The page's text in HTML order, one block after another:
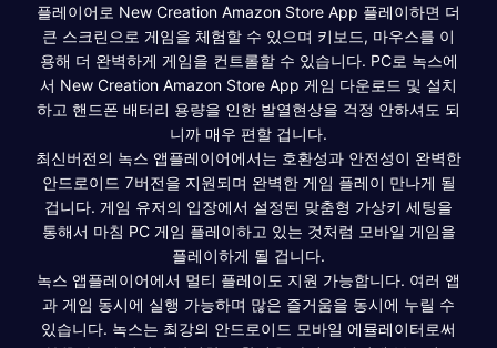
플레이어로 New Creation Amazon Store App 플레이하면 더
큰 스크린으로 게임을 체험할 수 있으며 키보드, 마우스를 이
용해 더 완벽하게 게임을 컨트롤할 수 있습니다. PC로 녹스에
서 New Creation Amazon Store App 게임 다운로드 및 설치
하고 핸드폰 배터리 용량을 인한 발열현상을 걱정 안하셔도 되
니까 매우 편할 겁니다.
최신버전의 녹스 앱플레이어에서는 호환성과 안전성이 완벽한
안드로이드 7버전을 지원되며 완벽한 게임 플레이 만나게 될
겁니다. 게임 유저의 입장에서 설정된 맞춤형 가상키 세팅을
통해서 마침 PC 게임 플레이하고 있는 것처럼 모바일 게임을
플레이하게 될 겁니다.
녹스 앱플레이어에서 멀티 플레이도 지원 가능합니다. 여러 앱
과 게임 동시에 실행 가능하며 많은 즐거움을 동시에 누릴 수
있습니다. 녹스는 최강의 안드로이드 모바일 에뮬레이터로써